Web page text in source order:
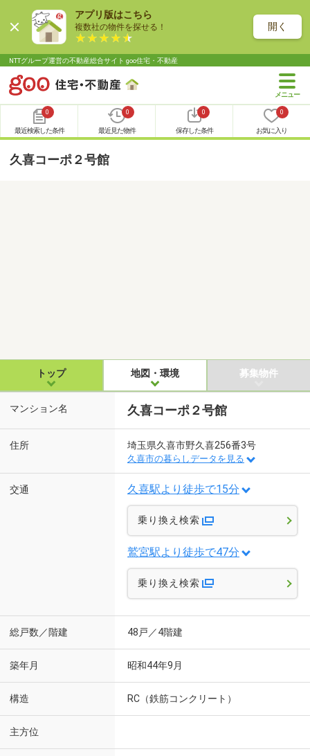
アプリ版はこちら
複数社の物件を探せる！ 開く
NTTグループ運営の不動産総合サイト goo住宅・不動産
0
最近検索した条件
0
最近見た物件
0
保存した条件
0
お気に入り
久喜コーポ２号館
トップ 地図・環境 募集物件
マンション名 久喜コーポ２号館
住所 埼玉県久喜市野久喜256番3号
久喜市の暮らしデータを見る
交通 久喜駅より徒歩で15分
乗り換え検索
鷲宮駅より徒歩で47分
乗り換え検索
総戸数／階建 48戸／4階建
築年月 昭和44年9月
構造 RC（鉄筋コンクリート）
主方位